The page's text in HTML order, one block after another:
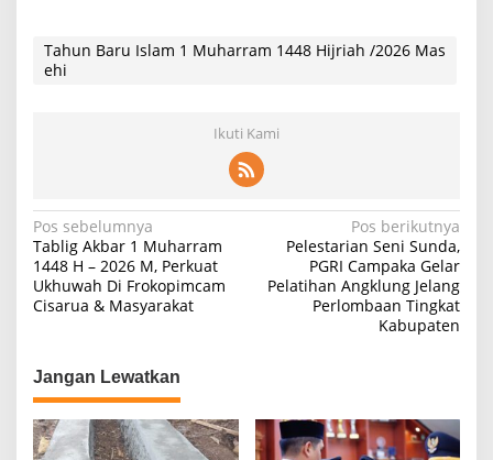
Tahun Baru Islam 1 Muharram 1448 Hijriah /2026 Mas
ehi
Ikuti Kami
Navigasi
pos
Pos sebelumnya
Tablig Akbar 1 Muharram
1448 H – 2026 M, Perkuat
Ukhuwah Di Frokopimcam
Cisarua & Masyarakat
Pos berikutnya
Pelestarian Seni Sunda,
PGRI Campaka Gelar
Pelatihan Angklung Jelang
Perlombaan Tingkat
Kabupaten
Jangan Lewatkan